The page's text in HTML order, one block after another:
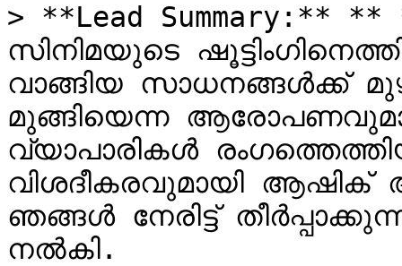
> **Lead Summary:**
സിനിമയുടെ
വാങ്ങിയ
മുങ്ങിയെന്ന
വ്യാപാരികള്‍
വിശദീകരവുമായി
ഞങ്ങള്‍ നേരിട്ട്
നൽകി.